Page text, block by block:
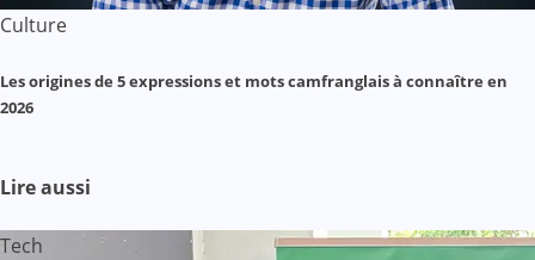
Culture
Les origines de 5 expressions et mots camfranglais à connaître en
2026
Lire aussi
Tech